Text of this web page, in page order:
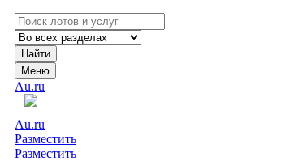
Найти
Меню
Au.ru
Au.ru
Разместить
Разместить